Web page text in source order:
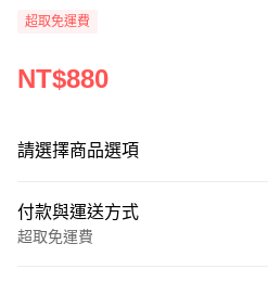
超取免運費
NT$880
請選擇商品選項
付款與運送方式
超取免運費